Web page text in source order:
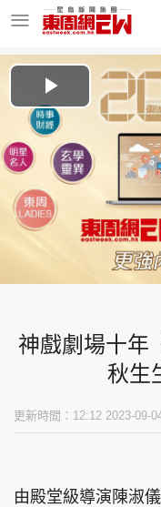
明星名人
東周Ladies
東周食玩
玄學靈異
Play
Video
神戲劇場十
秋生
更新時間：12:12 2023-09-
由殿堂級導演陳淑